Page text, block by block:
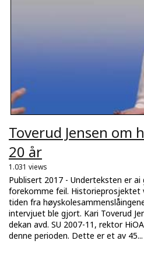
Toverud Jensen om
20 år
1.031 views
Publisert 2017 - Underteksten er
forekomme feil. Historieprosjektet
tiden fra
intervjuet ble gjort. Kari Toverud
dekan avd. SU 2007-11, rektor
denne perioden. Dette er et av 45...